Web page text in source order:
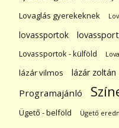
Lovaglás gyerekeknek
lovassportok
Lovassportok - külföld
lázár vilmos lázár zoltán
Programajánló
Ügető - belföld Ügető